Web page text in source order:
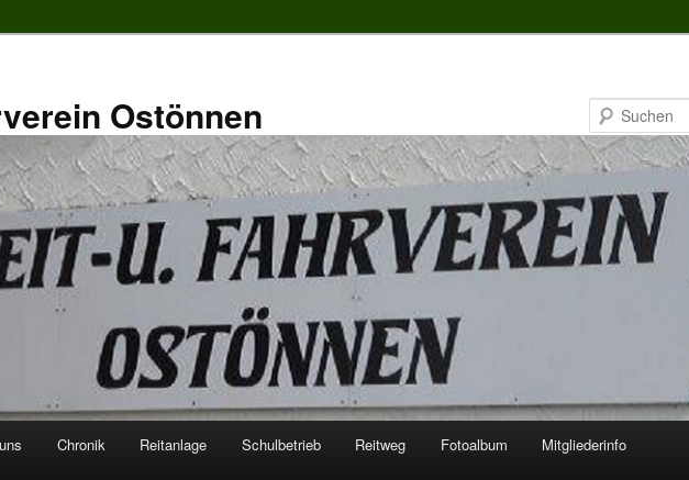
Ostönnen
Chronik Reitanlage Schulbetrieb Reitweg Fotoalbum Mitgliederinfo